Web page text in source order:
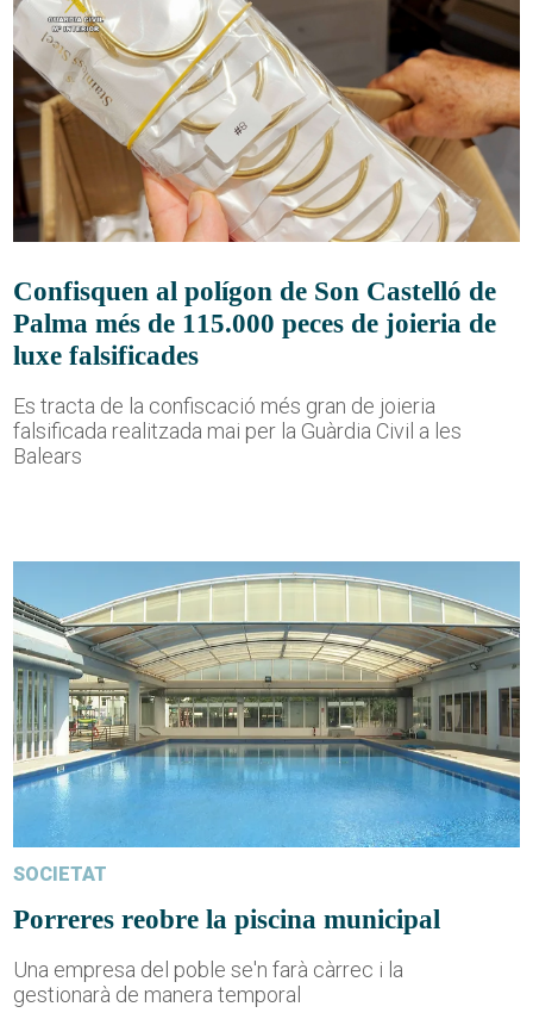
Confisquen al polígon de Son Castelló de
Palma més de 115.000 peces de joieria de
luxe falsificades
Es tracta de la confiscació més gran de joieria
falsificada realitzada mai per la Guàrdia Civil a les
Balears
SOCIETAT
Porreres reobre la piscina municipal
Una empresa del poble se'n farà càrrec i la
gestionarà de manera temporal